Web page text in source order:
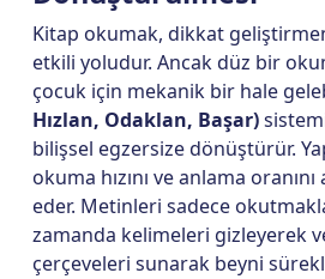
Kitap okumak, dikkat
etkili yoludur. Ancak düz bir
çocuk için mekanik bir hale
Hızlan, Odaklan, Başar)
bilişsel egzersize dönüştürür.
okuma hızını ve anlama
eder. Metinleri sadece
zamanda kelimeleri gizleyerek
çerçeveleri sunarak beyni